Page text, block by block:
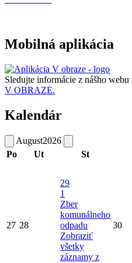
Mobilná aplikácia
Sledujte informácie z nášho webu
V OBRAZE.
Kalendár
August2026
Po
Ut St
27 28
29
1
Zber
komunálneho
odpadu
Zobraziť
všetky
záznamy z
30